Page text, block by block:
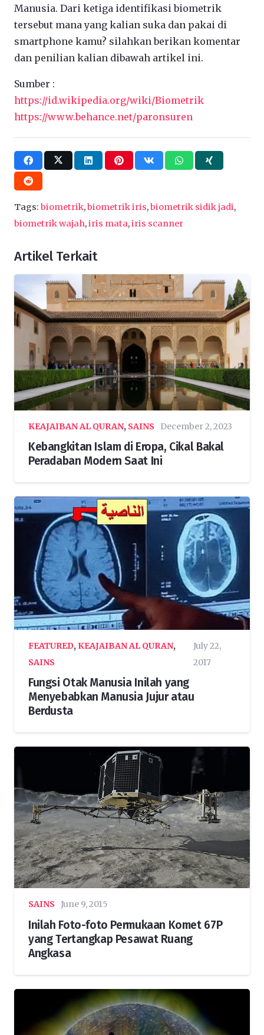
Manusia. Dari ketiga identifikasi biometrik
tersebut mana yang kalian suka dan pakai di
smartphone kamu? silahkan berikan komentar
dan penilian kalian dibawah artikel ini.
Sumber :
https://id.wikipedia.org/wiki/Biometrik
https://www.behance.net/paronsuren
Tags: biometrik,biometrik iris,biometrik sidik jadi,
biometrik wajah,iris mata,iris scanner
Artikel Terkait
KEAJAIBAN AL QURAN, SAINS December 2, 2023
Kebangkitan Islam di Eropa, Cikal Bakal
Peradaban Modern Saat Ini
FEATURED, KEAJAIBAN AL QURAN,
SAINS
July 22,
2017
Fungsi Otak Manusia Inilah yang
Menyebabkan Manusia Jujur atau
Berdusta
SAINS June 9, 2015
Inilah Foto-foto Permukaan Komet 67P
yang Tertangkap Pesawat Ruang
Angkasa